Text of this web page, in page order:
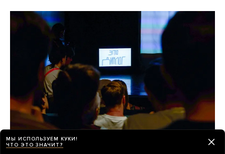
МЫ ИСПОЛЬЗУЕМ КУКИ!
ЧТО ЭТО ЗНАЧИТ?